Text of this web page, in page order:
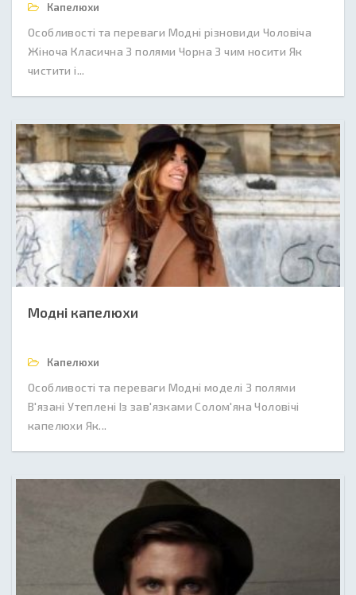
Капелюхи
Особливості та переваги Модні різновиди Чоловіча
Жіноча Класична З полями Чорна З чим носити Як
чистити і...
Модні капелюхи
Капелюхи
Особливості та переваги Модні моделі З полями
В'язані Утеплені Із зав'язками Солом'яна Чоловічі
капелюхи Як...